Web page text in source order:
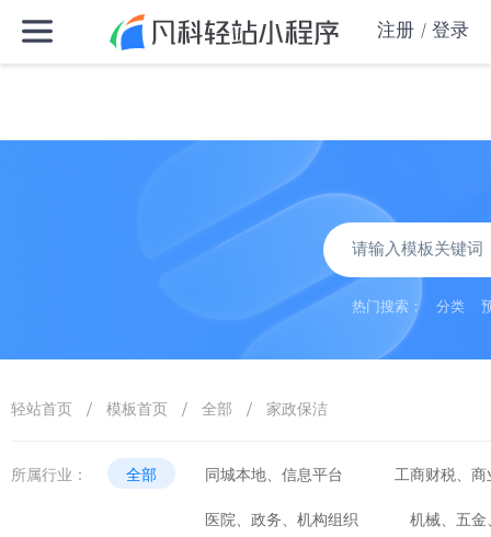
注册 登录
热门搜索： 分类
轻站首页 / 模板首页 / 全部 / 家政保洁
所属行业： 全部 同城本地、信息平台 工商财税、
医院、政务、机构组织 机械、五